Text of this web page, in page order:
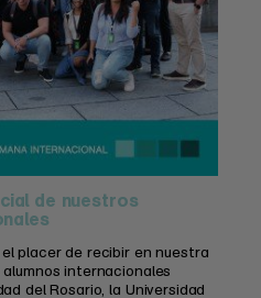
de nuestros
placer de recibir en nuestra
internacionales
del Rosario, la Universidad